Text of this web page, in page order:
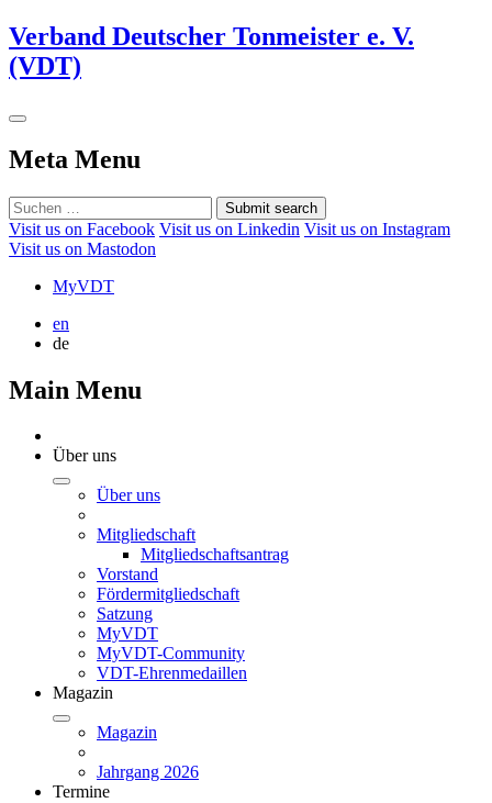
Verband Deutscher Tonmeister e. V.
(VDT)
Meta Menu
Submit search
Visit us on Facebook Visit us on Linkedin Visit us on Instagram
Visit us on Mastodon
MyVDT
en
de
Main Menu
Über uns
Über uns
Mitgliedschaft
Mitgliedschaftsantrag
Vorstand
Fördermitgliedschaft
Satzung
MyVDT
MyVDT-Community
VDT-Ehrenmedaillen
Magazin
Magazin
Jahrgang 2026
Termine